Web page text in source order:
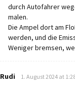
durch Autofahrer
malen.
Die Ampel dort am
werden, und die
Weniger bremsen,
Rudi says:
1. August 2024 at